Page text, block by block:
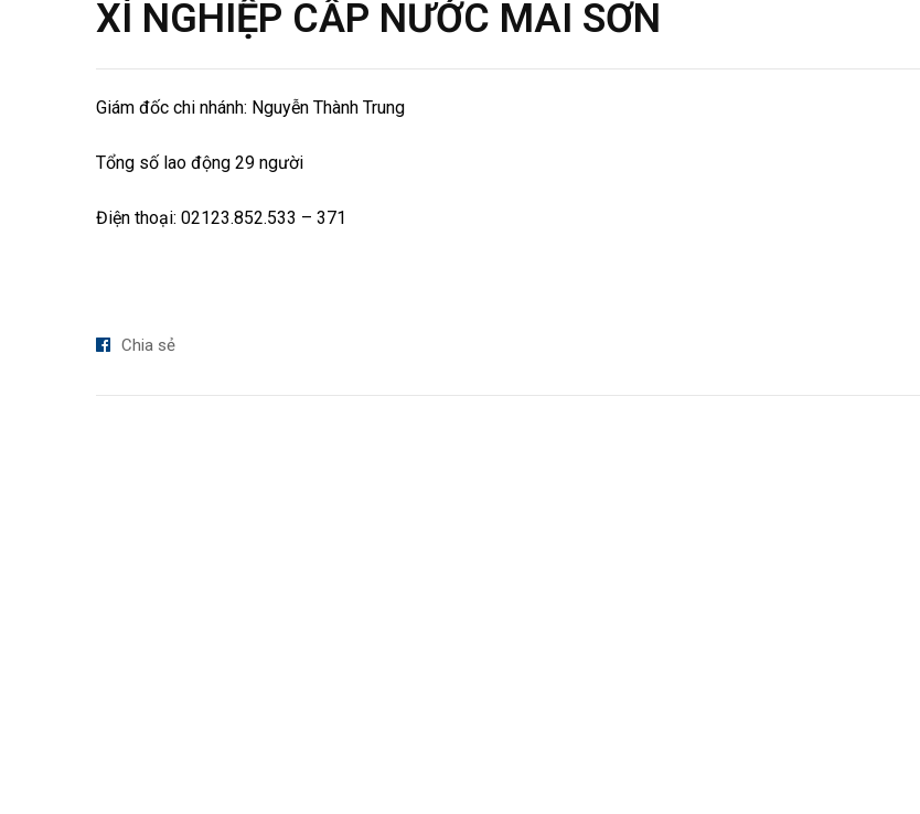
XÍ NGHIỆP CẤP NƯỚC MAI SƠN
Giám đốc chi nhánh: Nguyễn Thành Trung
Tổng số lao động 29 người
Điện thoại: 02123.852.533 – 371
Chia sẻ